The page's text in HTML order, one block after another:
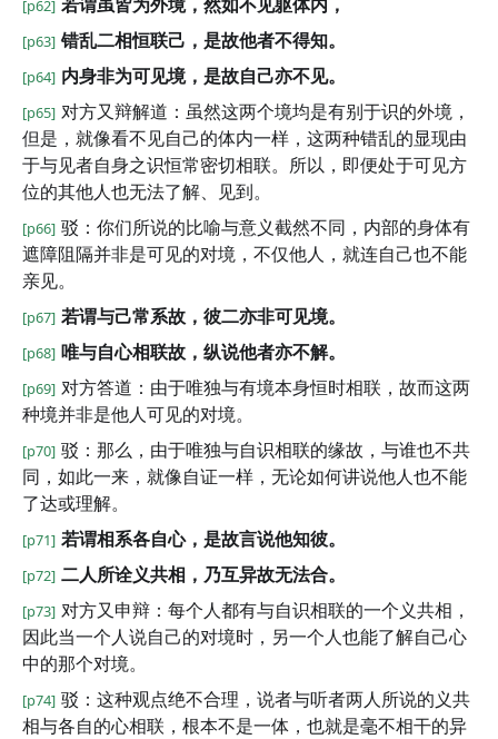
[p62]
[p63] 错乱二相恒联己，是故他者不得知。
[p64] 内身非为可见境，是故自己亦不见。
[p65] 对方又辩解道：虽然这两个境均是有别于识的外境，
但是，就像看不见自己的体内一样，这两种错乱的显现由
于与见者自身之识恒常密切相联。所以，即便处于可见方
位的其他人也无法了解、见到。
[p66] 驳：你们所说的比喻与意义截然不同，内部的身体有
遮障阻隔并非是可见的对境，不仅他人，就连自己也不能
亲见。
[p67] 若谓与己常系故，彼二亦非可见境。
[p68] 唯与自心相联故，纵说他者亦不解。
[p69] 对方答道：由于唯独与有境本身恒时相联，故而这两
种境并非是他人可见的对境。
[p70] 驳：那么，由于唯独与自识相联的缘故，与谁也不共
同，如此一来，就像自证一样，无论如何讲说他人也不能
了达或理解。
[p71] 若谓相系各自心，是故言说他知彼。
[p72] 二人所诠义共相，乃互异故无法合。
[p73] 对方又申辩：每个人都有与自识相联的一个义共相，
因此当一个人说自己的对境时，另一个人也能了解自己心
中的那个对境。
[p74] 驳：这种观点绝不合理，说者与听者两人所说的义共
相与各自的心相联，根本不是一体，也就是毫不相干的异